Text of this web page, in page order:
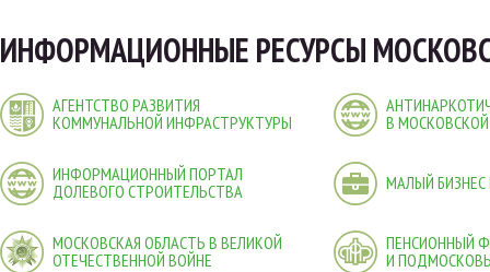
ИНФОРМАЦИОННЫЕ РЕСУРСЫ
АГЕНТСТВО РАЗВИТИЯ
КОММУНАЛЬНОЙ ИНФРАСТРУКТУРЫ
В
ИНФОРМАЦИОННЫЙ ПОРТАЛ
ДОЛЕВОГО СТРОИТЕЛЬСТВА
МАЛЫЙ
МОСКОВСКАЯ ОБЛАСТЬ В ВЕЛИКОЙ
ОТЕЧЕСТВЕННОЙ ВОЙНЕ
ПЕНСИОННЫЙ
И